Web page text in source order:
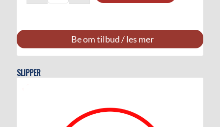
Be om tilbud / les mer
SLIPPER